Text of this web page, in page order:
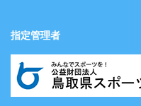
指定管理者